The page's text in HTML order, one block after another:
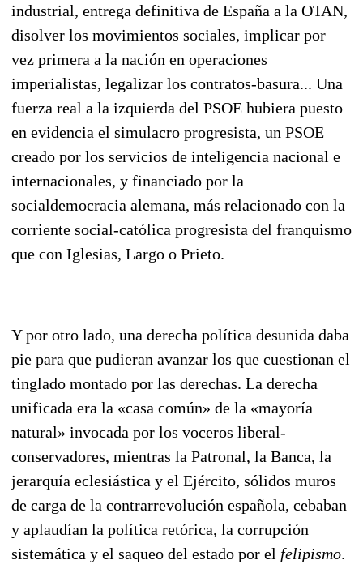
industrial, entrega definitiva de España a la OTAN,
disolver los movimientos sociales, implicar por
vez primera a la na­ción en operaciones
imperialistas, legalizar los contratos-basura... Una
fuerza real a la izquierda del PSOE hubiera puesto
en evidencia el simulacro progresista, un PSOE
creado por los servicios de inteligencia nacional e
internacionales, y financiado por la
socialdemocracia alemana, más relacio­nado con la
corriente social-católica progresista del franquismo
que con Iglesias, Largo o Prieto.
Y por otro lado, una derecha política desunida daba
pie para que pudieran avanzar los que cues­tionan el
tinglado montado por las derechas. La derecha
unificada era la «casa común» de la «ma­yoría
natural» invocada por los voceros liberal-
conservadores, mientras la Patronal, la Banca, la
je­rarquía eclesiástica y el Ejército, sólidos muros
de carga de la contrarrevolución española, ceba­ban
y aplaudían la política retórica, la corrupción
sistemática y el saqueo del estado por el felipismo.